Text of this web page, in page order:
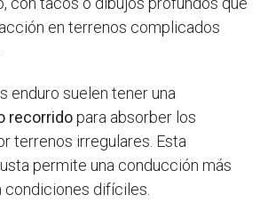
en terrenos complicados
enduro suelen tener una
recorridopara absorber los
terrenos irregulares. Esta
permite una conducción más
condiciones difíciles.